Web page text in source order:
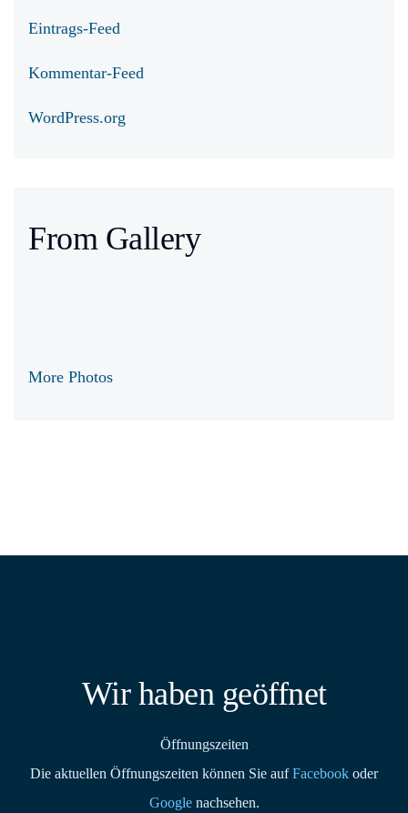
Eintrags-Feed
Kommentar-Feed
WordPress.org
From Gallery
More Photos
Wir haben geöffnet
Öffnungszeiten
Die aktuellen Öffnungszeiten können Sie aufFacebook oder
Googlenachsehen.